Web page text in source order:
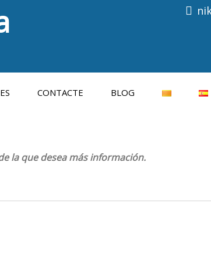
CONTACTE BLOG
la que desea más información.
les properes visites